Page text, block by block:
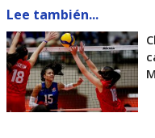
Lee también...